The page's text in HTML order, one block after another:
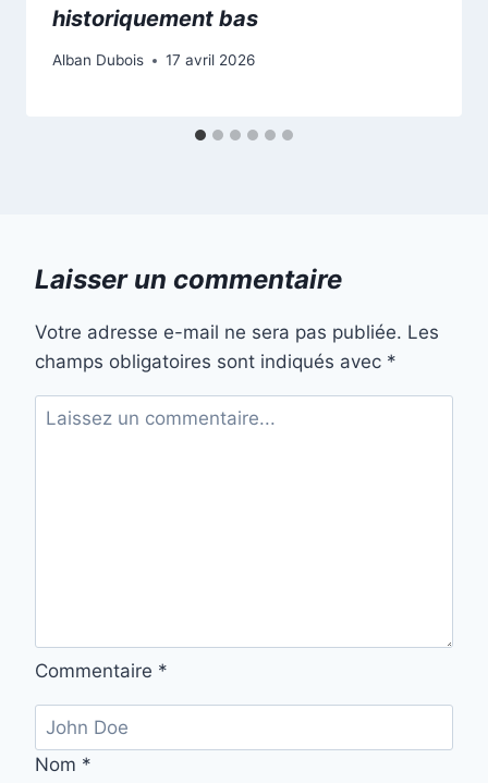
historiquement bas
Alban Dubois 17 avril 2026
Laisser un commentaire
Votre adresse e-mail ne sera pas publiée. Les
champs obligatoires sont indiqués avec *
Commentaire *
Nom *